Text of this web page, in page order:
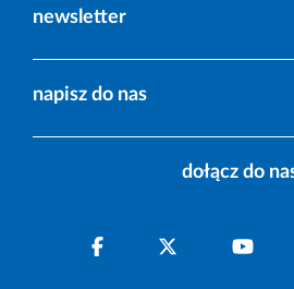
newsletter
napisz do nas
dołącz do